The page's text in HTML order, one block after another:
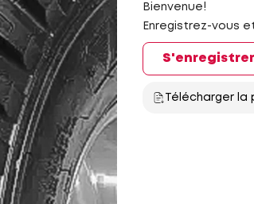
Bienvenue!
Enregistrez-vous
S'enregistrer
Télécharger la